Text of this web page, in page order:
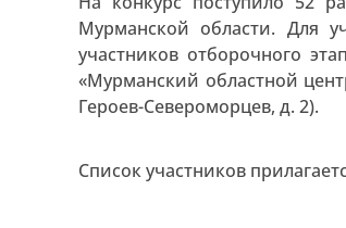
Мурманской области. Для
участников отборочного
«Мурманский областной
Героев-Североморцев, д. 2).
Список участников